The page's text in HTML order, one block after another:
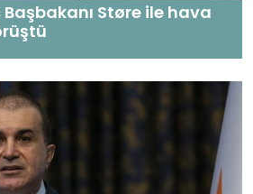
Støre ile hava